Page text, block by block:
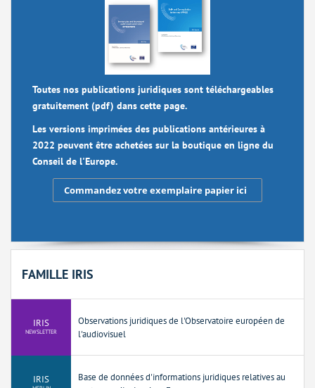
Toutes nos publications juridiques sont téléchargeables
gratuitement (pdf) dans cette page.
Les versions imprimées des publications antérieures à
2022 peuvent être achetées sur la boutique en ligne du
Conseil de l'Europe.
Commandez votre exemplaire papier ici
FAMILLE IRIS
IRIS
NEWSLETTER
Observations juridiques de l'Observatoire européen de
l'audiovisuel
IRIS
Base de données d'informations juridiques relatives au